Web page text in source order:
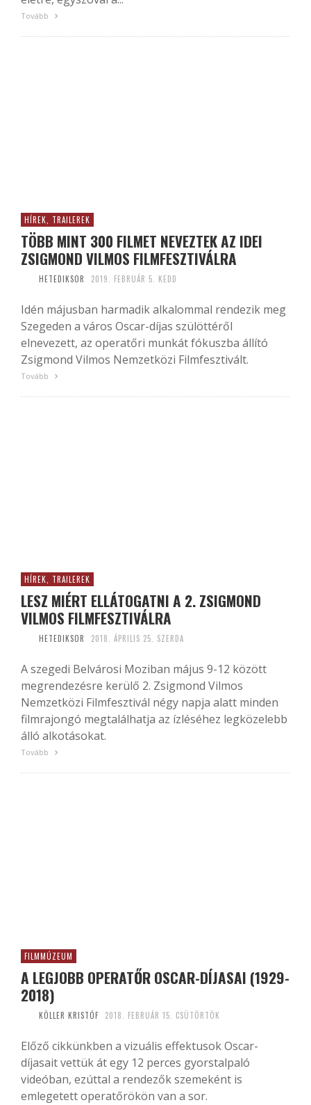
Tovább
HÍREK, TRAILEREK
TÖBB MINT 300 FILMET NEVEZTEK AZ IDEI
ZSIGMOND VILMOS FILMFESZTIVÁLRA
HETEDIKSOR 2019. FEBRUÁR 5. KEDD
Idén májusban harmadik alkalommal rendezik meg
Szegeden a város Oscar-díjas szülöttéről
elnevezett, az operatőri munkát fókuszba állító
Zsigmond Vilmos Nemzetközi Filmfesztivált.
Tovább
HÍREK, TRAILEREK
LESZ MIÉRT ELLÁTOGATNI A 2. ZSIGMOND
VILMOS FILMFESZTIVÁLRA
HETEDIKSOR 2018. ÁPRILIS 25. SZERDA
A szegedi Belvárosi Moziban május 9-12 között
megrendezésre kerülő 2. Zsigmond Vilmos
Nemzetközi Filmfesztivál négy napja alatt minden
filmrajongó megtalálhatja az ízléséhez legközelebb
álló alkotásokat.
Tovább
FILMMÚZEUM
A LEGJOBB OPERATŐR OSCAR-DÍJASAI (1929-
2018)
KÖLLER KRISTÓF 2018. FEBRUÁR 15. CSÜTÖRTÖK
Előző cikkünkben a vizuális effektusok Oscar-
díjasait vettük át egy 12 perces gyorstalpaló
videóban, ezúttal a rendezők szemeként is
emlegetett operatőrökön van a sor.